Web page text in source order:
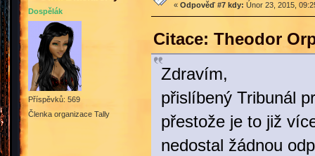
Dospělák
Příspěvků: 569
Členka organizace Tally
« Odpověď #7 kdy: Únor 23, 2015,
Citace: Theodor
Zdravím,
přislíbený Tribunál
přestože je to již
nedostal žádnou